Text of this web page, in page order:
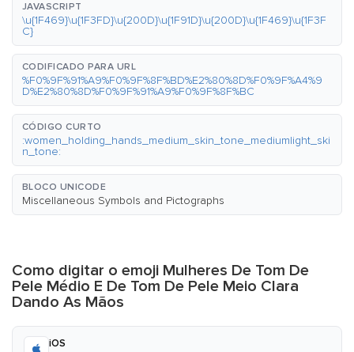
JAVASCRIPT
\u{1F469}\u{1F3FD}\u{200D}\u{1F91D}\u{200D}\u{1F469}\u{1F3F
C}
CODIFICADO PARA URL
%F0%9F%91%A9%F0%9F%8F%BD%E2%80%8D%F0%9F%A4%9
D%E2%80%8D%F0%9F%91%A9%F0%9F%8F%BC
CÓDIGO CURTO
:women_holding_hands_medium_skin_tone_mediumlight_ski
n_tone:
BLOCO UNICODE
Miscellaneous Symbols and Pictographs
Como digitar o emoji Mulheres De Tom De
Pele Médio E De Tom De Pele Meio Clara
Dando As Mãos
iOS